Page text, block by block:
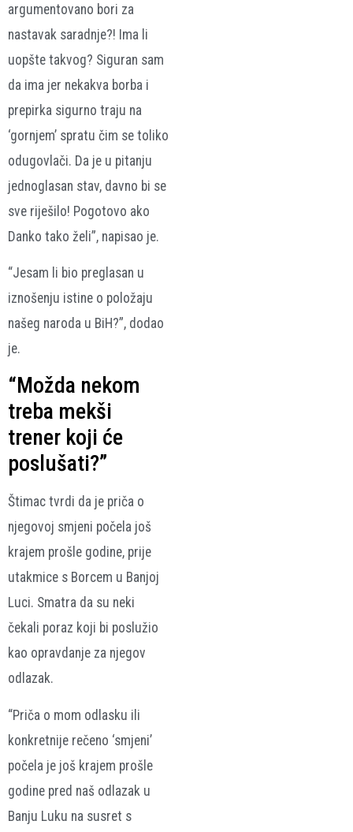
argumentovano bori za
nastavak saradnje?! Ima li
uopšte takvog? Siguran sam
da ima jer nekakva borba i
prepirka sigurno traju na
‘gornjem’ spratu čim se toliko
odugovlači. Da je u pitanju
jednoglasan stav, davno bi se
sve riješilo! Pogotovo ako
Danko tako želi”, napisao je.
“Jesam li bio preglasan u
iznošenju istine o položaju
našeg naroda u BiH?”, dodao
je.
“Možda nekom
treba mekši
trener koji će
poslušati?”
Štimac tvrdi da je priča o
njegovoj smjeni počela još
krajem prošle godine, prije
utakmice s Borcem u Banjoj
Luci. Smatra da su neki
čekali poraz koji bi poslužio
kao opravdanje za njegov
odlazak.
“Priča o mom odlasku ili
konkretnije rečeno ‘smjeni’
počela je još krajem prošle
godine pred naš odlazak u
Banju Luku na susret s